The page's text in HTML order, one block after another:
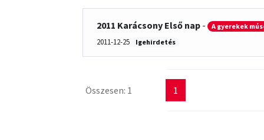
2011 Karácsony Első nap - A gyerekek
2011-12-25 Igehirdetés
Összesen: 1 1